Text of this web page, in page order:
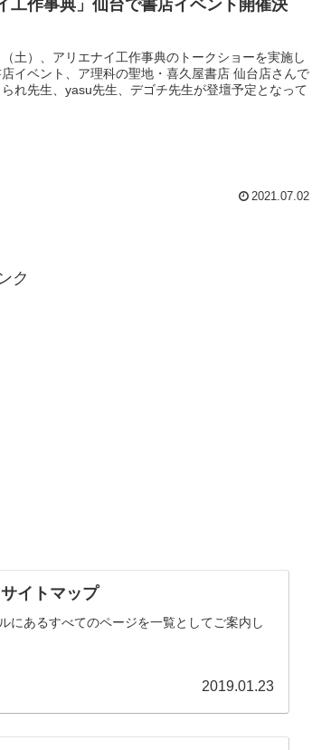
工作事典」仙台で書店イベント開催決
土）、アリエナイ工作事典のトークショーを実施し
イベント、ア理科の聖地・喜久屋書店 仙台店さんで
れ先生、yasu先生、デゴチ先生が登壇予定となって
2021.07.02
ク
イトマップ
にあるすべてのページを一覧としてご案内し
2019.01.23